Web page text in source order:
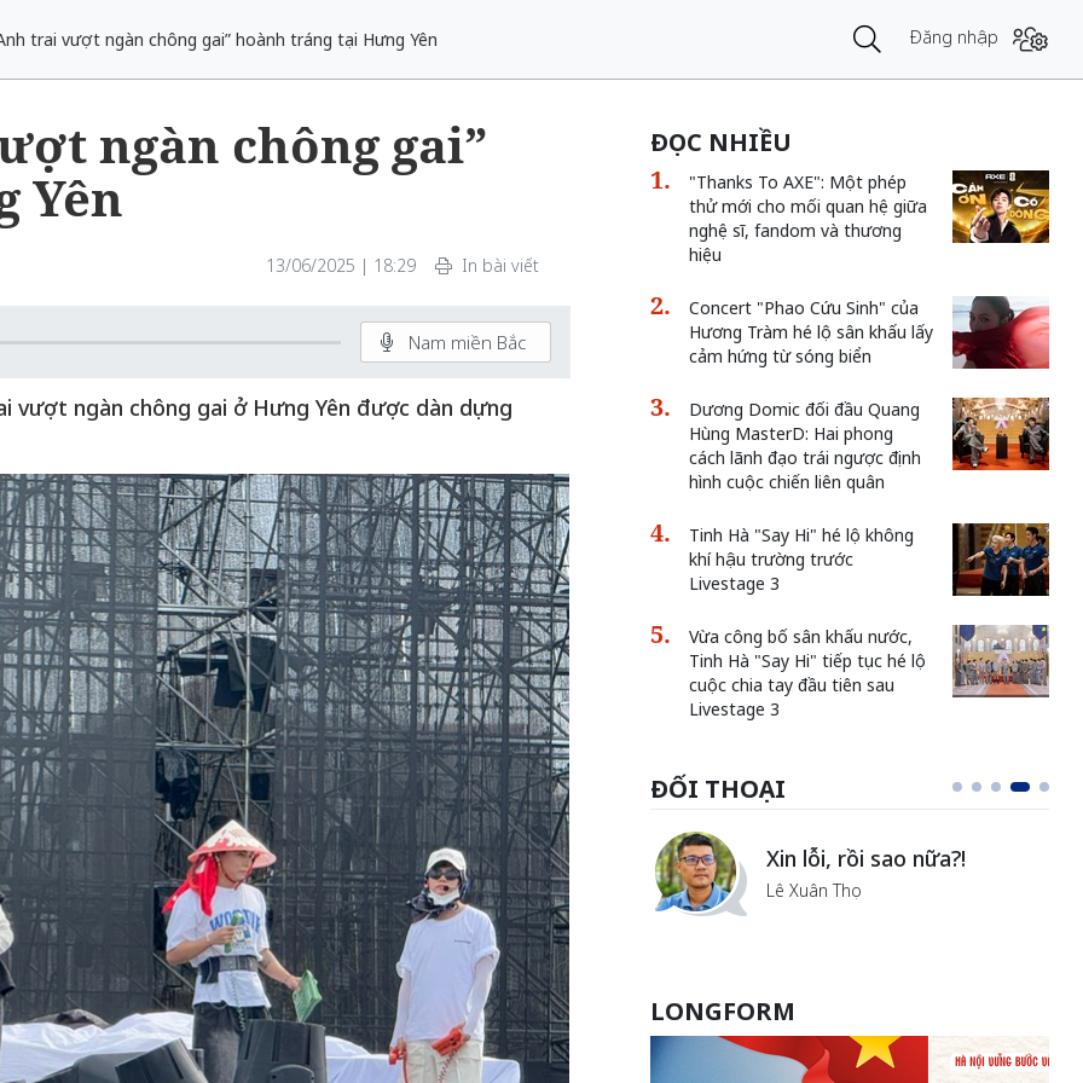
trai vượt ngàn chông gai” hoành tráng tại Hưng Yên Đăng nhập
ngàn chông gai”
Yên
13/06/2025 | 18:29 In bài viết
Nam miền Bắc
vượt ngàn chông gai ở Hưng Yên được dàn dựng
ĐỌC NHIỀU
"Thanks To AXE": Một phép
thử mới cho mối quan hệ giữa
nghệ sĩ, fandom và thương
hiệu
Concert "Phao Cứu Sinh" của
Hương Tràm hé lộ sân khấu lấy
cảm hứng từ sóng biển
Dương Domic đối đầu Quang
Hùng MasterD: Hai phong
cách lãnh đạo trái ngược định
hình cuộc chiến liên quân
Tinh Hà "Say Hi" hé lộ không
khí hậu trường trước
Livestage 3
Vừa công bố sân khấu nước,
Tinh Hà "Say Hi" tiếp tục hé lộ
cuộc chia tay đầu tiên sau
Livestage 3
ĐỐI THOẠI
ngôi
của Hà
Xin lỗi, rồi sao nữa?!
Lê Xuân Thọ
Vẻ đẹp của khoa học nhân
văn
Lưu Nguyệt Linh
LONGFORM